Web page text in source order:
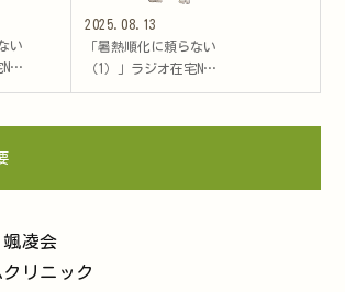
い
N…
2025.08.13
「暑熱順化に頼らない
（1）」ラジオ在宅N…
凌会
リニック